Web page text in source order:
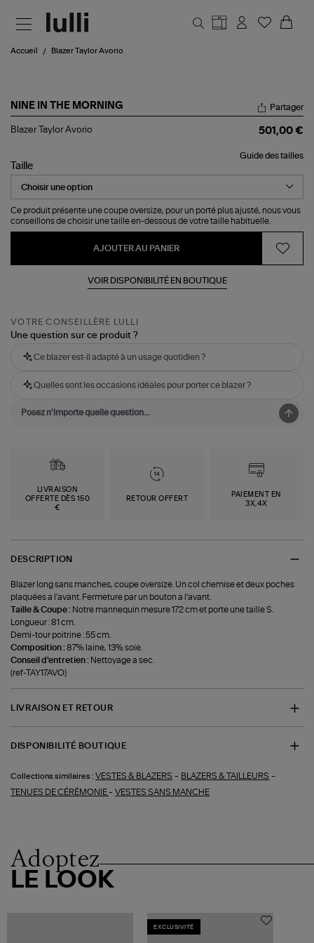
Accueil Blazer Taylor Avorio
NINE IN THE MORNING
Blazer
Partager
Blazer Taylor Avorio 501,00 €
Guide des tailles
Taille
Ce produit présente une coupe oversize, pour un porté plus ajusté, nous vous
conseillons de choisir une taille en-dessous de votre taille habituelle.
AJOUTER AU PANIER
VOIR DISPONIBILITÉ EN BOUTIQUE
VOTRE CONSEILLÈRE LULLI
Une question sur ce produit ?
Ce blazer est-il adapté à un usage quotidien ?
Quelles sont les occasions idéales pour porter ce blazer ?
LIVRAISON
OFFERTE DÈS 150
€
RETOUR OFFERT
PAIEMENT EN
3X,4X
DESCRIPTION
Blazer long sans manches, coupe oversize. Un col chemise et deux poches
plaquées a l'avant. Fermeture par un bouton a l'avant.
Taille & Coupe : Notre mannequin mesure 172 cm et porte une taille S.
Longueur : 81 cm.
Demi-tour poitrine : 55 cm.
Composition :87% laine, 13% soie.
Conseil d'entretien : Nettoyage a sec.
(ref-TAY17AVO)
LIVRAISON ET RETOUR
DISPONIBILITÉ BOUTIQUE
Collections similaires : VESTES & BLAZERS - BLAZERS & TAILLEURS -
TENUES DE CÉRÉMONIE -VESTES SANS MANCHE
Adoptez
LE LOOK
EXCLUSIVITÉ